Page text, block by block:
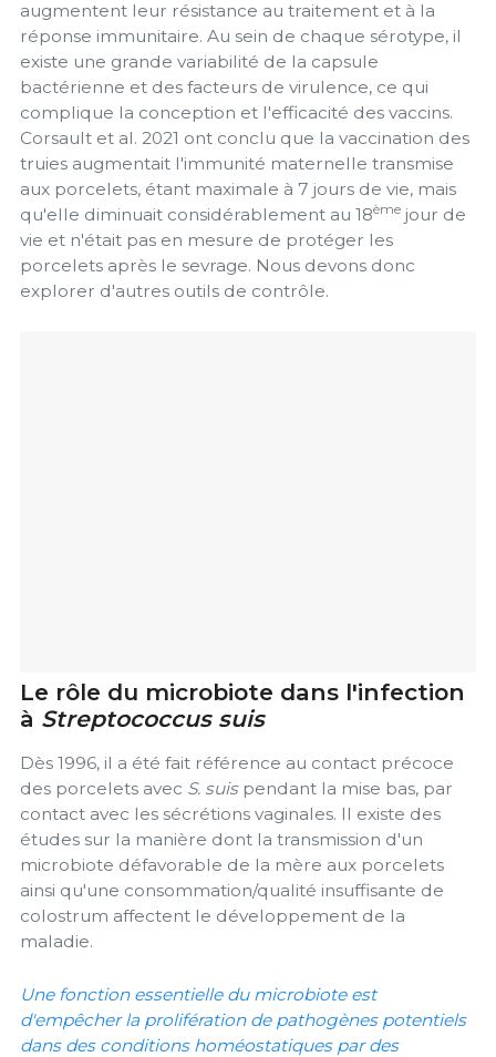
augmentent leur résistance au traitement et à la
réponse immunitaire. Au sein de chaque sérotype, il
existe une grande variabilité de la capsule
bactérienne et des facteurs de virulence, ce qui
complique la conception et l'efficacité des vaccins.
Corsault et al. 2021 ont conclu que la vaccination des
truies augmentait l'immunité maternelle transmise
aux porcelets, étant maximale à 7 jours de vie, mais
qu'elle diminuait considérablement au 18ème jour de
vie et n'était pas en mesure de protéger les
porcelets après le sevrage. Nous devons donc
explorer d'autres outils de contrôle.
Le rôle du microbiote dans l'infection
à Streptococcus suis
Dès 1996, il a été fait référence au contact précoce
des porcelets avec S. suispendant la mise bas, par
contact avec les sécrétions vaginales. Il existe des
études sur la manière dont la transmission d'un
microbiote défavorable de la mère aux porcelets
ainsi qu'une consommation/qualité insuffisante de
colostrum affectent le développement de la
maladie.
Une fonction essentielle du microbiote est
d'empêcher la prolifération de pathogènes potentiels
dans des conditions homéostatiques par des